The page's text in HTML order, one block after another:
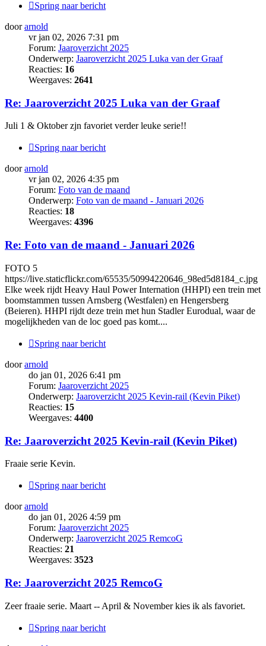
Spring naar bericht
doorarnold
vr jan 02, 2026 7:31 pm
Forum: Jaaroverzicht 2025
Onderwerp: Jaaroverzicht 2025 Luka van der Graaf
Reacties: 16
Weergaves: 2641
Re: Jaaroverzicht 2025 Luka van der Graaf
Juli 1 & Oktober zjn favoriet verder leuke serie!!
Spring naar bericht
doorarnold
vr jan 02, 2026 4:35 pm
Forum: Foto van de maand
Onderwerp: Foto van de maand - Januari 2026
Reacties: 18
Weergaves: 4396
Re: Foto van de maand - Januari 2026
FOTO 5
https://live.staticflickr.com/65535/50994220646_98ed5d8184_c.jpg
Elke week rijdt Heavy Haul Power Internation (HHPI) een trein met
boomstammen tussen Arnsberg (Westfalen) en Hengersberg
(Beieren). HHPI rijdt deze trein met hun Stadler Eurodual, waar de
mogelijkheden van de loc goed pas komt....
Spring naar bericht
doorarnold
do jan 01, 2026 6:41 pm
Forum: Jaaroverzicht 2025
Onderwerp: Jaaroverzicht 2025 Kevin-rail (Kevin Piket)
Reacties: 15
Weergaves: 4400
Re: Jaaroverzicht 2025 Kevin-rail (Kevin Piket)
Fraaie serie Kevin.
Spring naar bericht
doorarnold
do jan 01, 2026 4:59 pm
Forum: Jaaroverzicht 2025
Onderwerp: Jaaroverzicht 2025 RemcoG
Reacties: 21
Weergaves: 3523
Re: Jaaroverzicht 2025 RemcoG
Zeer fraaie serie. Maart -- April & November kies ik als favoriet.
Spring naar bericht